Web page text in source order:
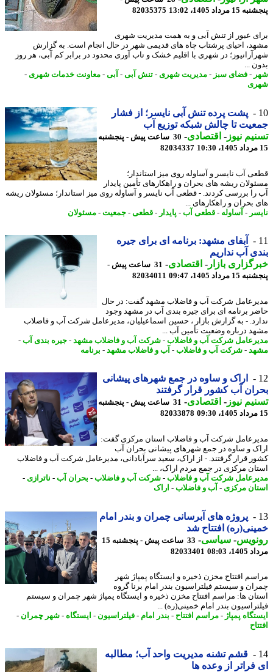
1405، 13:02
82035375
عبور از تنش آبی و به همت مدیریت شهری
احیای پرشتاب چاه های قدیمی شهر در حال انجام است. به گزارش
در شهری با اقلیم خشک و تاب آوری محدود در برابر کم آبی، هر روز
...
-فضای سبز -مدیریت شهری- تنش آبی- آبی- معاونت خدمات شهری-
پشت پرده تنش آبی نایسر؛ از فشار
تا چالش شبکه توزیع آب
نیوز-اقتصادی-
30 ساعت پیش - پنجشنبه
82034337
آب نایسر و آساوله روی میز استاندار؛
ریشه های بحران و راهکارهای تأمین پایدار
بررسی کردند. - قطعی آب نایسر و آساوله روی میز استاندار؛ مسئولان ریشه
بحران و راهکارهای ...
-آساوله-قطعی آب - پایدار-قطعی-جمعیت-مسئولان
آبفای مشهد: برنامه ای برای جیره
آب نداریم
بازار- اقتصادی-
31 ساعت پیش -
1405، 09:47
82034011
شرکت آب و فاضلاب مشهد گفت: در حال
برنامه ای برای جیره بندی آب در مشهد وجود
- به گزارش بازار ، حسین اسماعیلیان، مدیرعامل شرکت آب و فاضلاب
درباره وضعیت تأمین آب ...
شرکت آب و فاضلاب-شرکت آب و فاضلاب مشهد-جیره بندی آب-
-شرکت آب و فاضلاب-آب و فاضلاب مشهد-برنامه
اراک و ساوه در جمع شهرهای پیشانی
آب کشور قرار گرفتند
نیوز-اقتصادی-
31 ساعت پیش - پنجشنبه
82033878
شرکت آب و فاضلاب استان مرکزی گفت:
و ساوه در جمع شهرهای پیشانی بحران آب
قرار گرفتند. - از اراک، سعید سرآبادانی، مدیرعامل شرکت آب و فاضلاب
مرکزی در جمع مردم اراک، ...
شرکت آب و فاضلاب-شرکت آب و فاضلاب-بحران آب- ناترازی
مرکزی - آب و فاضلاب-اراک
پروژه های آبرسانی چمران و بندر امام
افتتاح شد
-سیاسی-
33 ساعت پیش - پنجشنبه 15
08:03
82033401
افتتاح مخزن ذخیره و ایستگاه پمپاژ شهر
و سیستم فیلتراسیون بندر امام برنا گروه
ها: مراسم افتتاح مخزن ذخیره و ایستگاه پمپاژ شهر چمران و سیستم
بندر امام خمینی(ره) ...
پمپاژ-مراسم افتتاح-بندر امام -فیلتراسیون-ایستگاه-شهر چمران-
قشم تشنه مدیریت واحد آب؛ مطالبه
از وعده ها